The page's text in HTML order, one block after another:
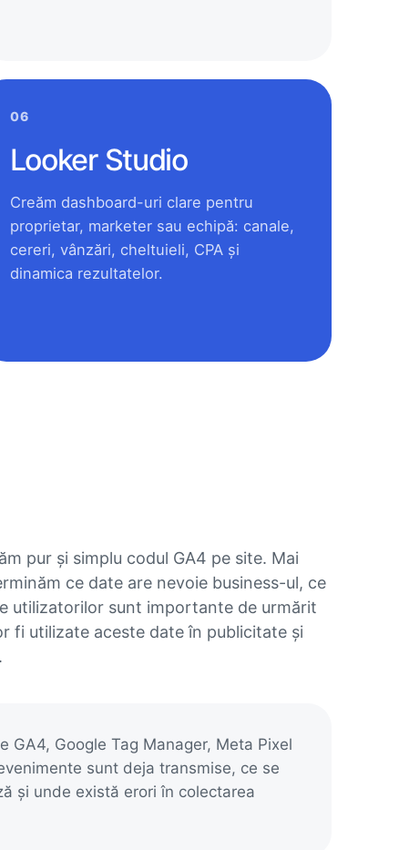
06
Looker Studio
Creăm dashboard-uri clare pentru
proprietar, marketer sau echipă: canale,
cereri, vânzări, cheltuieli, CPA și
dinamica rezultatelor.
pur și simplu codul GA4 pe site. Mai
ce date are nevoie business-ul, ce
utilizatorilor sunt importante de urmărit
fi utilizate aceste date în publicitate și
GA4, Google Tag Manager, Meta Pixel
sunt deja transmise, ce se
și unde există erori în colectarea